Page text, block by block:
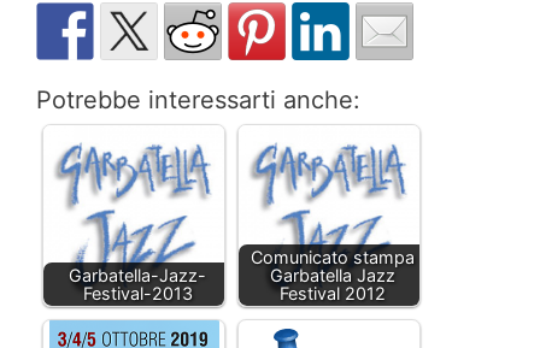
Potrebbe interessarti anche:
Garbatella-Jazz-
Festival-2013
Comunicato stampa
Garbatella Jazz
Festival 2012